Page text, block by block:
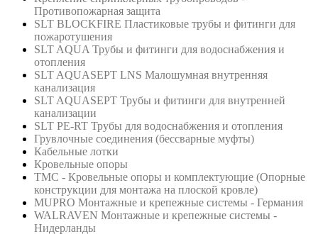
Противопожарная защита
SLT BLOCKFIRE Пластиковые трубы и фитинги для
пожаротушения
SLT AQUA Трубы и фитинги для водоснабжения и
отопления
SLT AQUASEPT LNS Малошумная внутренняя
канализация
SLT AQUASEPT Трубы и фитинги для внутренней
канализации
SLT PE-RT Трубы для водоснабжения и отопления
Грувлочные соединения (бессварные муфты)
Кабельные лотки
Кровельные опоры
ТМС - Кровельные опоры и комплектующие (Опорные
конструкции для монтажа на плоской кровле)
MUPRO Монтажные и крепежные системы - Германия
WALRAVEN Монтажные и крепежные системы -
Нидерланды